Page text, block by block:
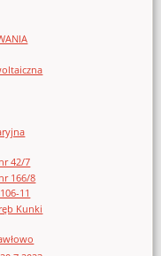
42/7
166/8
11
Kunki